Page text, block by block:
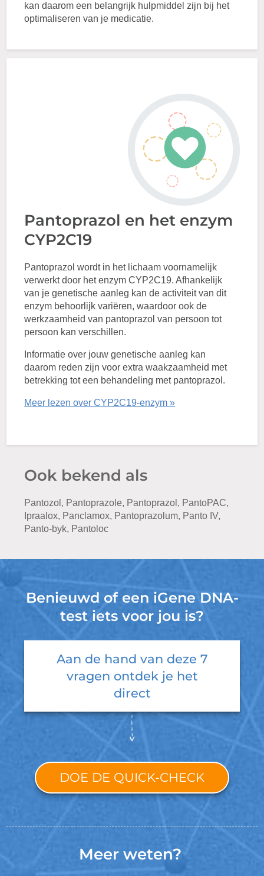
kan daarom een belangrijk hulpmiddel zijn bij het
optimaliseren van je medicatie.
Pantoprazol en het enzym
CYP2C19
Pantoprazol wordt in het lichaam voornamelijk
verwerkt door het enzym CYP2C19. Afhankelijk
van je genetische aanleg kan de activiteit van dit
enzym behoorlijk variëren, waardoor ook de
werkzaamheid van pantoprazol van persoon tot
persoon kan verschillen.
Informatie over jouw genetische aanleg kan
daarom reden zijn voor extra waakzaamheid met
betrekking tot een behandeling met pantoprazol.
Meer lezen over CYP2C19-enzym »
Ook bekend als
Pantozol, Pantoprazole, Pantoprazol, PantoPAC,
Ipraalox, Panclamox, Pantoprazolum, Panto IV,
Panto-byk, Pantoloc
Benieuwd of een iGene DNA-
test iets voor jou is?
Aan de hand van deze 7
vragen ontdek je het
direct
DOE DE QUICK-CHECK
Meer weten?